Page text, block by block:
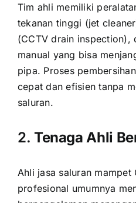
Tim ahli memiliki
tekanan tinggi (jet
(CCTV drain inspection),
manual yang bisa
pipa. Proses
cepat dan efisien tanpa
saluran.
2. Tenaga Ahli
Ahli jasa saluran mampet
profesional umumnya